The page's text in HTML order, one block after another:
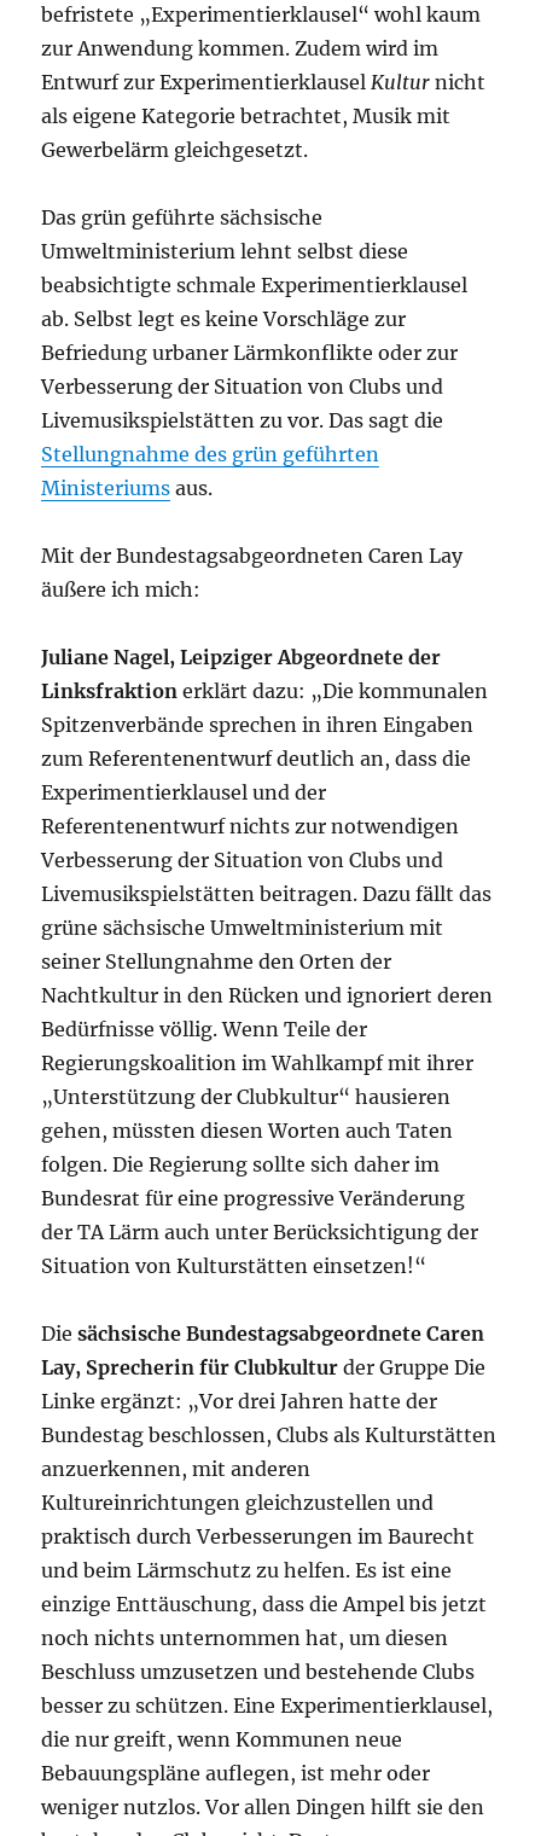
befristete „Experimentierklausel“ wohl kaum
zur Anwendung kommen. Zudem wird im
Entwurf zur Experimentierklausel Kultur nicht
als eigene Kategorie betrachtet, Musik mit
Gewerbelärm gleichgesetzt.
Das grün geführte sächsische
Umweltministerium lehnt selbst diese
beabsichtigte schmale Experimentierklausel
ab. Selbst legt es keine Vorschläge zur
Befriedung urbaner Lärmkonflikte oder zur
Verbesserung der Situation von Clubs und
Livemusikspielstätten zu vor. Das sagt die
Stellungnahme des grün geführten
Ministeriums aus.
Mit der Bundestagsabgeordneten Caren Lay
äußere ich mich:
Juliane Nagel, Leipziger Abgeordnete der
Linksfraktion erklärt dazu: „Die kommunalen
Spitzenverbände sprechen in ihren Eingaben
zum Referentenentwurf deutlich an, dass die
Experimentierklausel und der
Referentenentwurf nichts zur notwendigen
Verbesserung der Situation von Clubs und
Livemusikspielstätten beitragen. Dazu fällt das
grüne sächsische Umweltministerium mit
seiner Stellungnahme den Orten der
Nachtkultur in den Rücken und ignoriert deren
Bedürfnisse völlig. Wenn Teile der
Regierungskoalition im Wahlkampf mit ihrer
„Unterstützung der Clubkultur“ hausieren
gehen, müssten diesen Worten auch Taten
folgen. Die Regierung sollte sich daher im
Bundesrat für eine progressive Veränderung
der TA Lärm auch unter Berücksichtigung der
Situation von Kulturstätten einsetzen!“
Diesächsische Bundestagsabgeordnete Caren
Lay, Sprecherin für Clubkultur der Gruppe Die
Linke ergänzt: „Vor drei Jahren hatte der
Bundestag beschlossen, Clubs als Kulturstätten
anzuerkennen, mit anderen
Kultureinrichtungen gleichzustellen und
praktisch durch Verbesserungen im Baurecht
und beim Lärmschutz zu helfen. Es ist eine
einzige Enttäuschung, dass die Ampel bis jetzt
noch nichts unternommen hat, um diesen
Beschluss umzusetzen und bestehende Clubs
besser zu schützen. Eine Experimentierklausel,
die nur greift, wenn Kommunen neue
Bebauungspläne auflegen, ist mehr oder
weniger nutzlos. Vor allen Dingen hilft sie den